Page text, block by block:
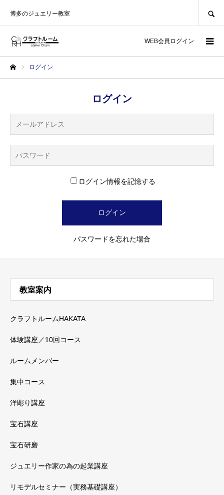
博多のジュエリー教室
WEB会員ログイン
ログイン
ログイン
ログイン情報を記憶する
パスワードを忘れた場合
教室案内
クラフトルームHAKATA
体験講座／10回コース
ルームメンバー
集中コース
洋彫り講座
宝石講座
宝石研磨
ジュエリー作家の為の起業講座
リモデルセミナー（実務基礎講座）